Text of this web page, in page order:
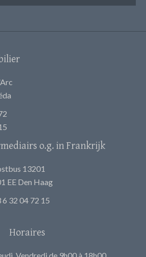
o.g. in Frankrijk
13201
EE Den Haag
6 32 04 72 15
Horaires